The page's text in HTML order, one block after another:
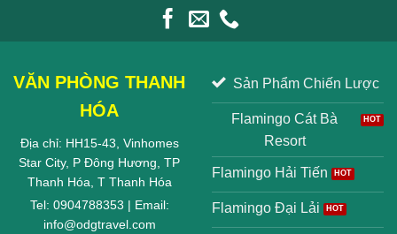
VĂN PHÒNG THANH
HÓA
Địa chỉ: HH15-43, Vinhomes
Star City, P Đông Hương, TP
Thanh Hóa, T Thanh Hóa
Tel: 0904788353 | Email:
info@odgtravel.com
Sản Phẩm Chiến Lược
Flamingo Cát Bà
Resort
Flamingo Hải Tiến
Flamingo Đại Lải